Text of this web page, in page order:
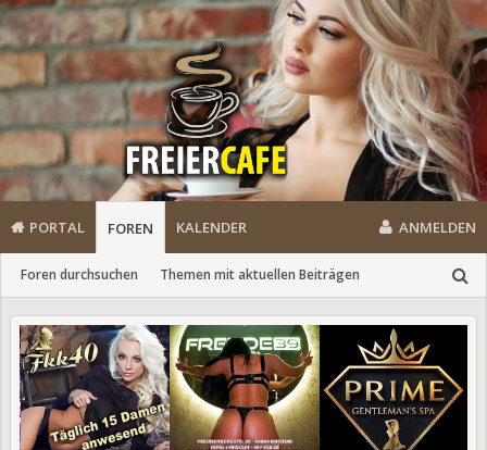
PORTAL FOREN
Foren durchsuchen Themen mit aktuellen Beiträgen
KALENDER ANMELDEN